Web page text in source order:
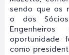
sendo que os
o dos
oportunidade
como